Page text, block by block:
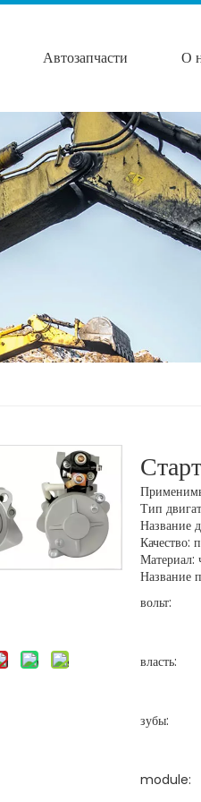
Автозапчасти О
Тип
Название
Качество:
Материал:
Название
вольт:
власть:
зубы:
module: